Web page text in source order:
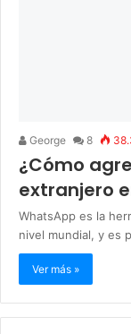
George 8
¿Cómo
extranjero
WhatsApp es la
nivel mundial, y es
Ver más »